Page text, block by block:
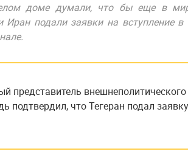
доме думали, что бы еще в
Иран подали заявки на вступление
представитель
подтвердил, что Тегеран подал